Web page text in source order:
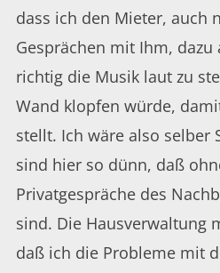
dass ich den Mieter, auch
Gesprächen mit Ihm,
richtig die Musik laut zu
Wand klopfen würde,
stellt. Ich wäre also selber
sind hier so dünn, daß
Privatgespräche des
sind. Die Hausverwaltung
daß ich die Probleme mit